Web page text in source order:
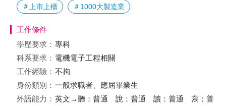
＃上市上櫃 ＃1000大製造業
工作條件
學歷要求： 專科
科系要求： 電機電子工程相關
工作經驗： 不拘
身份類別： 一般求職者、應屆畢業生
外語能力： 英文→聽：普通 說：普通 讀：普通 寫：普